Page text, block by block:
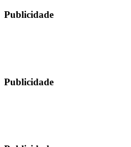
Publicidade
Publicidade